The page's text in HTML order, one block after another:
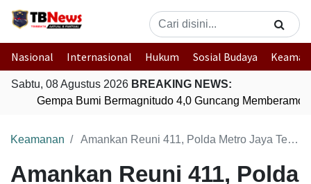
Nasional Internasional Hukum Sosial Budaya
Sabtu, 08 Agustus 2026 BREAKING NEWS:
Gempa Bumi Bermagnitudo 4,0 Guncang Memberamo
Keamanan Amankan Reuni 411, Polda Metro Jaya Terjunkan 3.790 Personel
Amankan Reuni 411, Polda